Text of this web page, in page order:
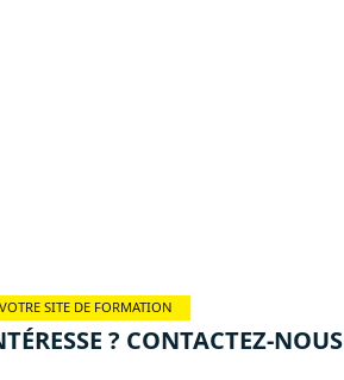
SITE DE FORMATION
? CONTACTEZ-NOUS